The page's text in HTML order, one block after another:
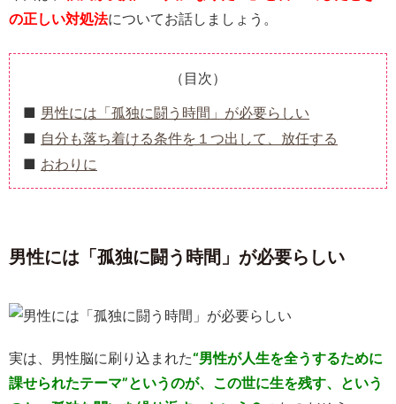
の正しい対処法についてお話しましょう。
（目次）
男性には「孤独に闘う時間」が必要らしい
自分も落ち着ける条件を１つ出して、放任する
おわりに
男性には「孤独に闘う時間」が必要らしい
実は、男性脳に刷り込まれた“男性が人生を全うするために
課せられたテーマ”というのが、この世に生を残す、という